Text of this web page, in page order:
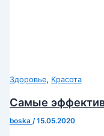
Здоровье, Красота
Самые
boska /15.05.2020